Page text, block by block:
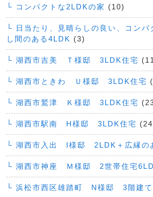
└ コンパクトな2LDKの家 (10)
└ 日当たり、見晴らしの良い、コンパ
し間のある4LDK (3)
└ 湖西市吉美 Ｔ様邸 3LDK住宅
└ 湖西市ときわ Ｕ様邸 3LDK住宅
└ 湖西市鷲津 Ｋ様邸 3LDK住宅
└ 湖西市駅南 H様邸 3LDK住宅
└ 湖西市入出 I様邸 2LDK＋広縁の
└ 湖西市神座 Ｍ様邸 2世帯住宅
└ 浜松市西区雄踏町 N様邸 3階建て